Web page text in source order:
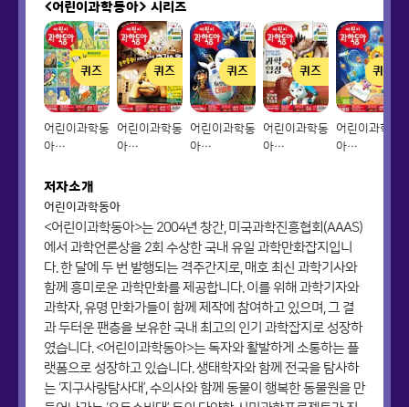
<어린이과학동아> 시리즈
퀴즈
어린이과학동
아
퀴즈
어린이과학동
아
퀴즈
어린이과학동
아
퀴즈
어린이과학동
아
퀴즈
어린이과학동
아
저자소개
어린이과학동아
<어린이과학동아>는 2004년 창간, 미국과학진흥협회(AAAS)
에서 과학언론상을 2회 수상한 국내 유일 과학만화잡지입니
다. 한 달에 두 번 발행되는 격주간지로, 매호 최신 과학기사와
함께 흥미로운 과학만화를 제공합니다. 이를 위해 과학기자와
과학자, 유명 만화가들이 함께 제작에 참여하고 있으며, 그 결
과 두터운 팬층을 보유한 국내 최고의 인기 과학잡지로 성장하
였습니다. <어린이과학동아>는 독자와 활발하게 소통하는 플
랫폼으로 성장하고 있습니다. 생태학자와 함께 전국을 탐사하
는 ‘지구사랑탐사대’, 수의사와 함께 동물이 행복한 동물원을 만